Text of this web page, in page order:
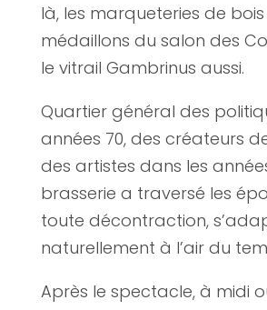
là, les marqueteries de
médaillons du salon des
le vitrail Gambrinus aussi.
Quartier général des
années 70, des créateurs
des artistes dans les
brasserie a traversé les
toute décontraction,
naturellement à l’air du
Après le spectacle, à midi